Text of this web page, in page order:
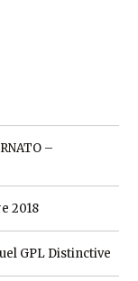
–
2018
GPL Distinctive